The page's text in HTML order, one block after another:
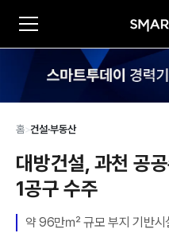
홈>건설·부동산
대방건설, 과천 공
1공구 수주
약 96만㎡ 규모 부지 기반